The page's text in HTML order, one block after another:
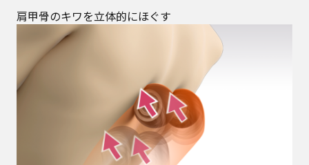
肩甲骨のキワを立体的にほぐす